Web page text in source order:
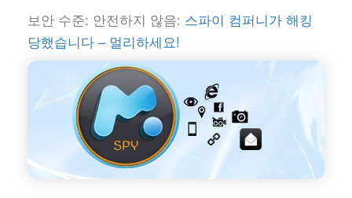
보안 수준: 안전하지 않음: 스파이 컴퍼니가 해킹
당했습니다 – 멀리하세요!